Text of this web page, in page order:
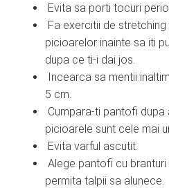
Evita sa porti tocuri
Fa exercitii de stretching
picioarelor inainte sa iti
dupa ce ti-i dai jos.
Incearca sa mentii
5 cm.
Cumpara-ti pantofi dupa
picioarele sunt cele mai
Evita varful ascutit.
Alege pantofi cu branturi
permita talpii sa alunece.